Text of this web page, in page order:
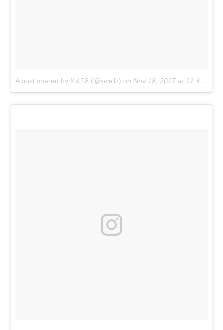
A post shared by Ƙ∡꓄ℇ (@kweilz) on Nov 18, 2017 at 12:48pm PST